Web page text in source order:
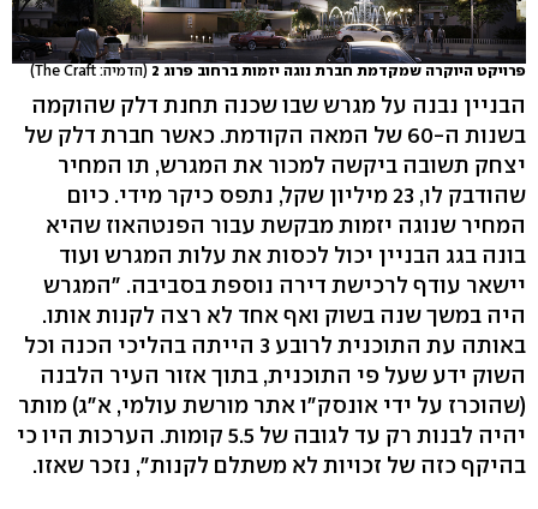
פרויקט היוקרה שמקדמת חברת נוגה יזמות ברחוב פרוג 2 (הדמיה: The Craft)
הבניין נבנה על מגרש שבו שכנה תחנת דלק שהוקמה
בשנות ה-60 של המאה הקודמת. כאשר חברת דלק של
יצחק תשובה ביקשה למכור את המגרש, תו המחיר
שהודבק לו, 23 מיליון שקל, נתפס כיקר מידי. כיום
המחיר שנוגה יזמות מבקשת עבור הפנטהאוז שהיא
בונה בגג הבניין יכול לכסות את עלות המגרש ועוד
יישאר עודף לרכישת דירה נוספת בסביבה. "המגרש
היה במשך שנה בשוק ואף אחד לא רצה לקנות אותו.
באותה עת התוכנית לרובע 3 הייתה בהליכי הכנה וכל
השוק ידע שעל פי התוכנית, בתוך אזור העיר הלבנה
(שהוכרז על ידי אונסק"ו אתר מורשת עולמי, א"ג) מותר
יהיה לבנות רק עד לגובה של 5.5 קומות. הערכות היו כי
בהיקף כזה של זכויות לא משתלם לקנות", נזכר שאזו.